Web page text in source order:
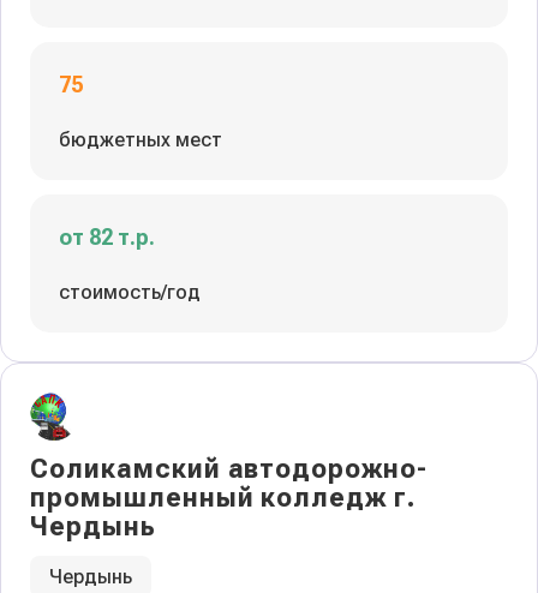
75
бюджетных мест
от 82 т.р.
стоимость/год
Соликамский автодорожно-
промышленный колледж г.
Чердынь
Чердынь